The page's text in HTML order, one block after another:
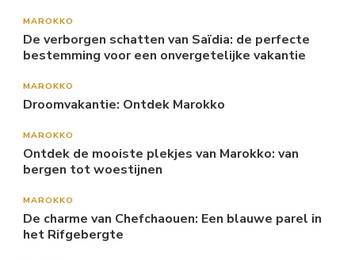
MAROKKO
De verborgen schatten van Saïdia: de perfecte
bestemming voor een onvergetelijke vakantie
MAROKKO
Droomvakantie: Ontdek Marokko
MAROKKO
Ontdek de mooiste plekjes van Marokko: van
bergen tot woestijnen
MAROKKO
De charme van Chefchaouen: Een blauwe parel in
het Rifgebergte